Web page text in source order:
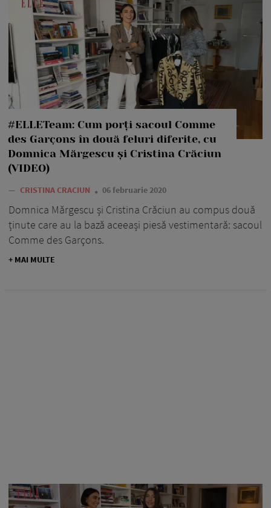
#ELLETeam: Cum porți sacoul Comme
des Garçons în două feluri diferite, cu
Domnica Mărgescu și Cristina Crăciun
(VIDEO)
— CRISTINA CRACIUN 06 februarie 2020
Domnica Mărgescu și Cristina Crăciun au compus două
ținute care au la bază aceeași piesă vestimentară: sacoul
Comme des Garçons.
+ MAI MULTE